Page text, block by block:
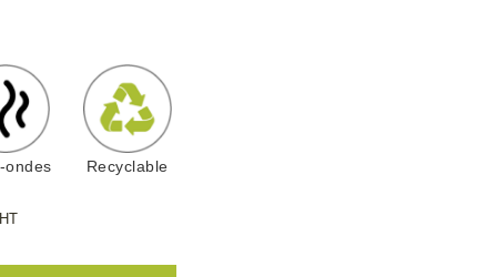
ondes Recyclable